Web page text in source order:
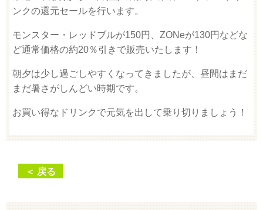
ンクの還元セールを行います。
モンスター・レッドブルが150円、ZONeが130円などな
ど通常価格の約20％引きで販売いたします！
朝夕は少し過ごしやすくなってきましたが、昼間はまだ
まだ暑さがしんどい時期です。
お買い得なドリンクで元気を出して乗り切りましょう！
＜ 戻る